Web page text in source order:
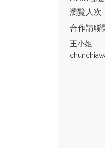
瀏覽人次
合作請聯
王小姐